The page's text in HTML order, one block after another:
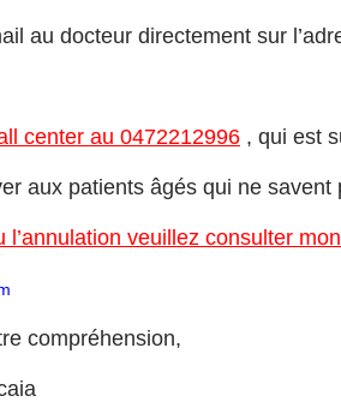
au docteur directement sur
center au 0472212996 , qui est
aux patients âgés qui ne savent
l’annulation veuillez consulter
compréhension,